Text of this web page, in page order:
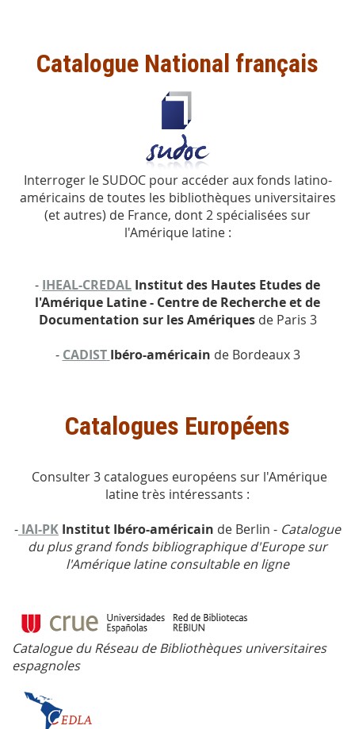
Catalogue National français
Interroger le SUDOC pour accéder aux fonds latino-
américains de toutes les bibliothèques universitaires
(et autres) de France, dont 2 spécialisées sur
l'Amérique latine :
- IHEAL-CREDAL Institut des Hautes Etudes de
l'Amérique Latine - Centre de Recherche et de
Documentation sur les Amériquesde Paris 3
- CADIST Ibéro-américain de Bordeaux 3
Catalogues Européens
Consulter 3 catalogues européens sur l'Amérique
latine très intéressants :
- IAI-PK Institut Ibéro-américain de Berlin - Catalogue
du plus grand fonds bibliographique d'Europe sur
l'Amérique latine consultable en ligne
Catalogue du Réseau de Bibliothèques universitaires
espagnoles